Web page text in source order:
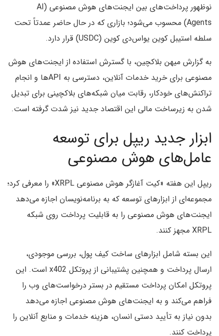
نوظهور پرداخت‌های بین ایجنت‌های هوش مصنوعی (AI
Agents) محسوب می‌شود؛ بازاری که در حال حاضر عمدتاً تحت
سلطه استیبل کوین یو‌اس‌دی کوین (USDC) قرار دارد.
به گزارش میهن بلاکچین، با گسترش استفاده از ایجنت‌های هوش
مصنوعی برای خرید خدمات آنلاین، دسترسی به APIها و انجام
تراکنش‌های خودکار، رقابت میان شبکه‌های بلاکچینی برای تبدیل
شدن به زیرساخت مالی این اقتصاد جدید نیز شدت گرفته است.
ابزار جدید ریپل برای توسعه
عامل‌های هوش مصنوعی
ریپل این هفته «کیت آغازگر هوش مصنوعی XRPL» را معرفی کرد؛
مجموعه‌ای از ابزارهای توسعه که به برنامه‌نویسان اجازه می‌دهد
ایجنت‌های هوش مصنوعی را به قابلیت پرداخت روی شبکه
XRPL مجهز کنند.
این بسته شامل ابزارهای ساخت کیف پول، بررسی موجودی،
ارسال پرداخت و همچنین پشتیبانی از پروتکل x402 است. این
پروتکل امکان پرداخت مستقیم در بستر درخواست‌های وب را
فراهم می‌کند و به ایجنت‌های هوش مصنوعی اجازه می‌دهد
بدون نیاز به تأیید دستی انسان، هزینه خدمات و منابع آنلاین را
پرداخت کنند.